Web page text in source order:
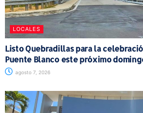
LOCALES
Listo Quebradillas para la
Puente Blanco este próximo
agosto 7, 2026